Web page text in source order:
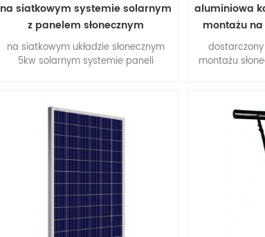
na siatkowym systemie solarnym
z panelem słonecznym
na siatkowym układzie słonecznym
5kw solarnym systemie paneli
aluminiowa
montażu
montażu
konstrukcji,